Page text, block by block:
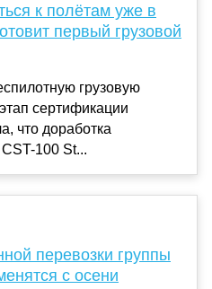
к полётам уже в
первый грузовой
грузовую
сертификации
что доработка
100 St...
перевозки группы
с осени